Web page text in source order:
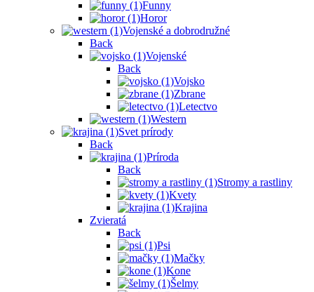
Funny
Horor
Vojenské a dobrodružné
Back
Vojenské
Back
Vojsko
Zbrane
Letectvo
Western
Svet prírody
Back
Príroda
Back
Stromy a rastliny
Kvety
Krajina
Zvieratá
Back
Psi
Mačky
Kone
Šelmy